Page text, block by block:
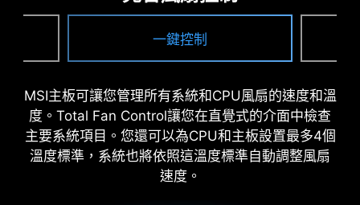
一鍵控制
MSI主板可讓您管理所有系統和CPU風扇的速度和溫
度。Total Fan Control讓您在直覺式的介面中檢查
主要系統項目。您還可以為CPU和主板設置最多4個
溫度標準，系統也將依照這溫度標準自動調整風扇
速度。